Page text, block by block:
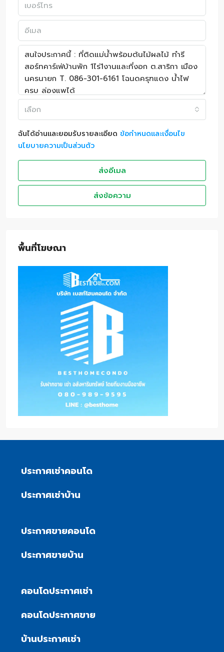
เลือก
ฉันได้อ่านและยอมรับรายละเอียด ข้อกำหนดและเงื่อนไข
นโยบายความเป็นส่วนตัว
ส่งอีเมล
ส่งข้อความ
พื้นที่โฆษณา
ประกาศเช่าคอนโด
ประกาศเช่าบ้าน
ประกาศขายคอนโด
ประกาศขายบ้าน
คอนโดประกาศเช่า
คอนโดประกาศขาย
บ้านประกาศเช่า